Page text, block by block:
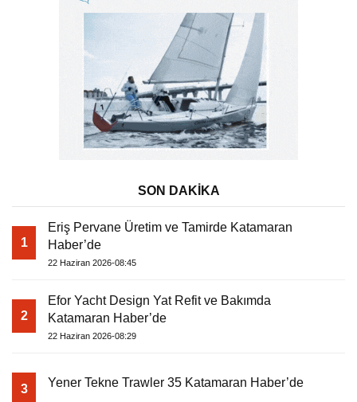
SON DAKİKA
1
Eriş Pervane Üretim ve Tamirde Katamaran
Haber’de
22 Haziran 2026-08:45
2
Efor Yacht Design Yat Refit ve Bakımda
Katamaran Haber’de
22 Haziran 2026-08:29
3 Yener Tekne Trawler 35 Katamaran Haber’de